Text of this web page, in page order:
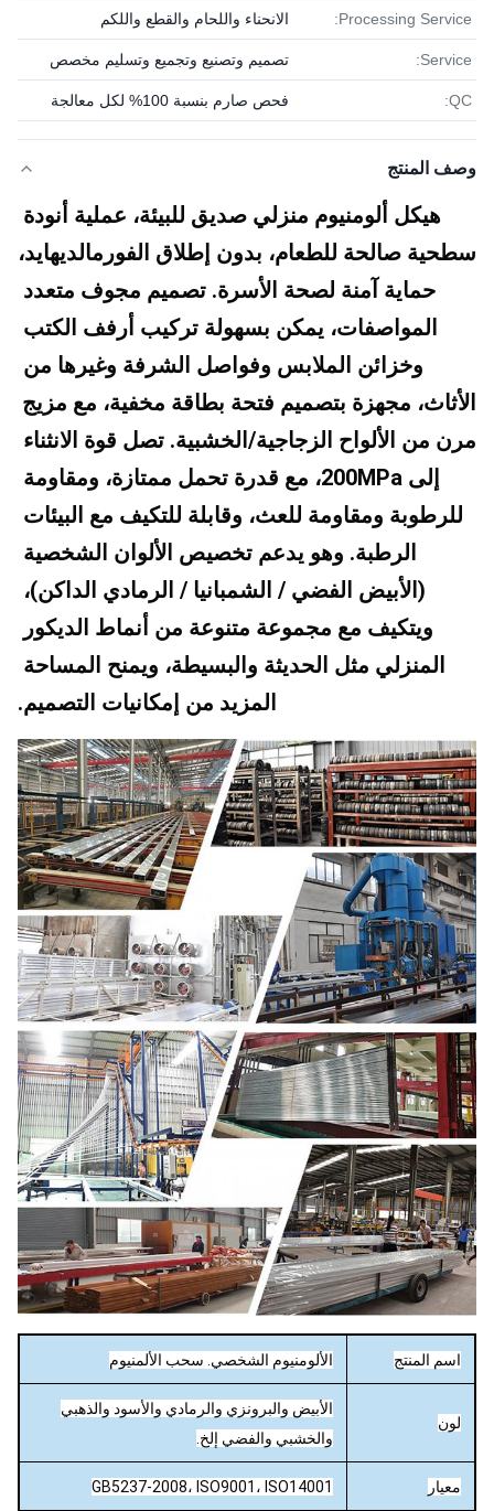
Processing Service: الانحناء واللحام والقطع واللكم
Service: تصميم وتصنيع وتجميع وتسليم مخصص
QC: فحص صارم بنسبة 100% لكل معالجة
وصف المنتج
المزيد من إمكانيات التصميم.
اسم المنتج الألومنيوم الشخصي. سحب الألمنيوم
لون
الأبيض والبرونزي والرمادي والأسود والذهبي
والخشبي والفضي إلخ.
معيار GB5237-2008، ISO9001، ISO14001